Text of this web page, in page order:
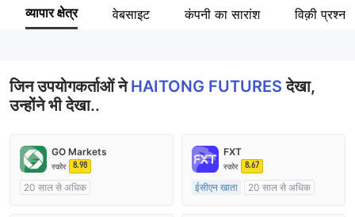
कंपनी का कर्मचारी
व्यापार क्षेत्र वेबसाइट कंपनी का सारांश विक़ी प्रश्न
जिन उपयोगकर्ताओं नेHAITONG FUTURESदेखा,
उन्होंने भी देखा..
GO Markets
स्कोर 8.98
20 साल से अधिक
FXT
स्कोर 8.67
ईसीएन खाता
20 साल से अधिक